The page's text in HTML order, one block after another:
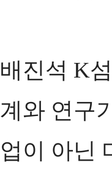
배진석 K
계와 연구
업이 아닌